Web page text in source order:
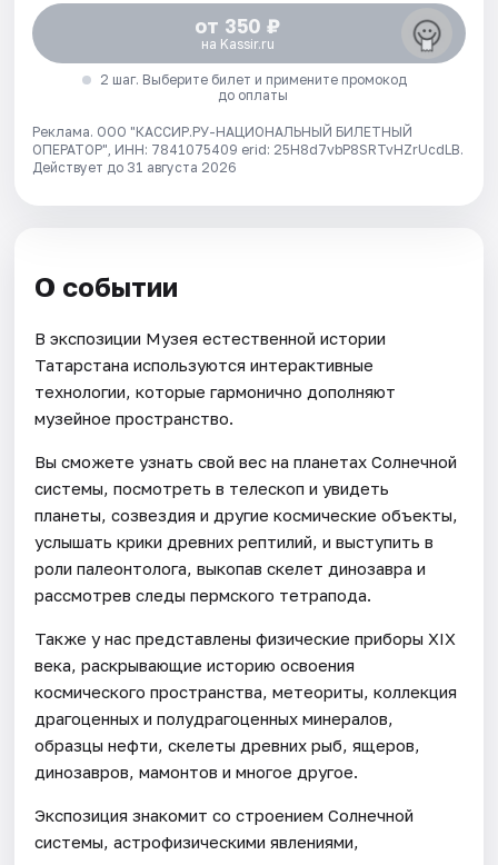
от 350 ₽
на Kassir.ru
2 шаг. Выберите билет и примените промокод
до оплаты
Реклама. ООО "КАССИР.РУ-НАЦИОНАЛЬНЫЙ БИЛЕТНЫЙ
ОПЕРАТОР", ИНН: 7841075409 erid: 25H8d7vbP8SRTvHZrUcdLB.
Действует до 31 августа 2026
О событии
В экспозиции Музея естественной истории
Татарстана используются интерактивные
технологии, которые гармонично дополняют
музейное пространство.
Вы сможете узнать свой вес на планетах Солнечной
системы, посмотреть в телескоп и увидеть
планеты, созвездия и другие космические объекты,
услышать крики древних рептилий, и выступить в
роли палеонтолога, выкопав скелет динозавра и
рассмотрев следы пермского тетрапода.
Также у нас представлены физические приборы XIX
века, раскрывающие историю освоения
космического пространства, метеориты, коллекция
драгоценных и полудрагоценных минералов,
образцы нефти, скелеты древних рыб, ящеров,
динозавров, мамонтов и многое другое.
Экспозиция знакомит со строением Солнечной
системы, астрофизическими явлениями,